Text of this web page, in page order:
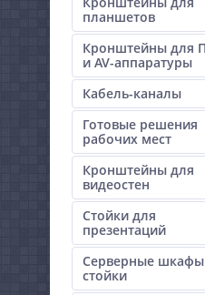
планшетов
Кронштейны для
и AV-аппаратуры
Кабель-каналы
Готовые решения
рабочих мест
Кронштейны для
видеостен
Стойки для
презентаций
Серверные
стойки